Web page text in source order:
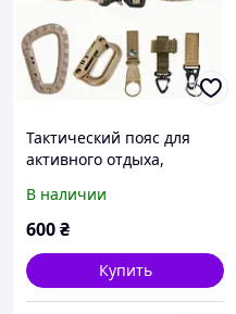
Тактический пояс для
активного отдыха,
талия с пряжкой Cobra,
нейлоновый ремень
В наличии
600₴
Купить